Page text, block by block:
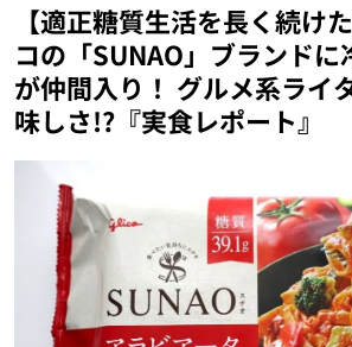
【適正糖質生活を長く続け
コの「SUNAO」ブランド
が仲間入り！ グルメ系ライ
味しさ!?『実食レポート』